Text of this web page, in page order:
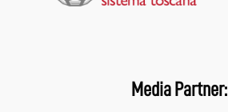
Media Partner: